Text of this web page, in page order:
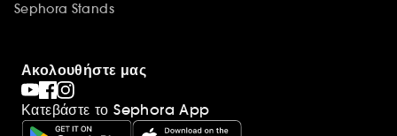
Sephora Stands
Ακολουθήστε μας
Κατεβάστε το Sephora App